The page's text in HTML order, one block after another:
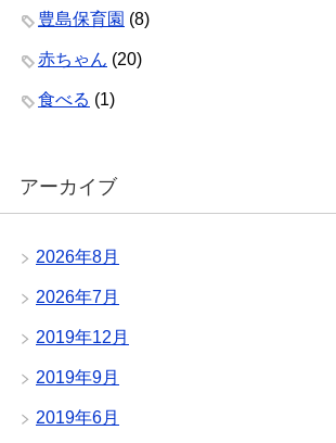
豊島保育園 (8)
赤ちゃん (20)
食べる (1)
アーカイブ
2026年8月
2026年7月
2019年12月
2019年9月
2019年6月